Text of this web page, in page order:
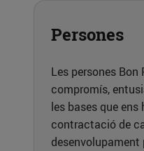
Persones
Les persones
compromís,
les bases que
contractació de